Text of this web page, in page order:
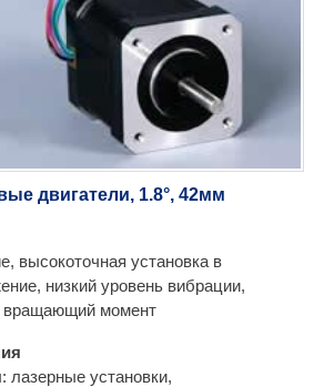
двигатели, 1.8°, 42мм
высокоточная установка в
низкий уровень вибрации,
вращающий момент
лазерные установки,